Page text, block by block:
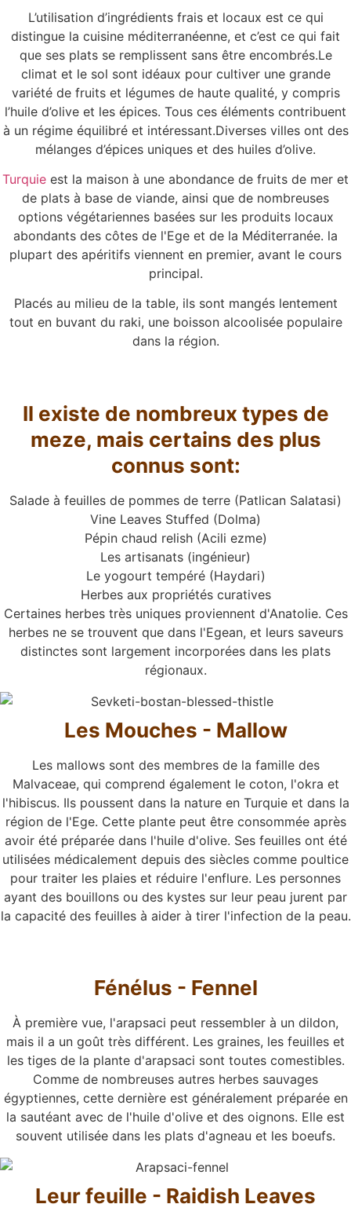
L’utilisation d’ingrédients frais et locaux est ce qui
distingue la cuisine méditerranéenne, et c’est ce qui fait
que ses plats se remplissent sans être encombrés.Le
climat et le sol sont idéaux pour cultiver une grande
variété de fruits et légumes de haute qualité, y compris
l’huile d’olive et les épices. Tous ces éléments contribuent
à un régime équilibré et intéressant.Diverses villes ont des
mélanges d’épices uniques et des huiles d’olive.
Turquie est la maison à une abondance de fruits de mer et
de plats à base de viande, ainsi que de nombreuses
options végétariennes basées sur les produits locaux
abondants des côtes de l'Ege et de la Méditerranée. la
plupart des apéritifs viennent en premier, avant le cours
principal.
Placés au milieu de la table, ils sont mangés lentement
tout en buvant du raki, une boisson alcoolisée populaire
dans la région.
Il existe de nombreux types de
meze, mais certains des plus
connus sont:
Salade à feuilles de pommes de terre (Patlican Salatasi)
Vine Leaves Stuffed (Dolma)
Pépin chaud relish (Acili ezme)
Les artisanats (ingénieur)
Le yogourt tempéré (Haydari)
Herbes aux propriétés curatives
Certaines herbes très uniques proviennent d'Anatolie. Ces
herbes ne se trouvent que dans l'Egean, et leurs saveurs
distinctes sont largement incorporées dans les plats
régionaux.
Les Mouches - Mallow
Les mallows sont des membres de la famille des
Malvaceae, qui comprend également le coton, l'okra et
l'hibiscus. Ils poussent dans la nature en Turquie et dans la
région de l'Ege. Cette plante peut être consommée après
avoir été préparée dans l'huile d'olive. Ses feuilles ont été
utilisées médicalement depuis des siècles comme poultice
pour traiter les plaies et réduire l'enflure. Les personnes
ayant des bouillons ou des kystes sur leur peau jurent par
la capacité des feuilles à aider à tirer l'infection de la peau.
Fénélus - Fennel
À première vue, l'arapsaci peut ressembler à un dildon,
mais il a un goût très différent. Les graines, les feuilles et
les tiges de la plante d'arapsaci sont toutes comestibles.
Comme de nombreuses autres herbes sauvages
égyptiennes, cette dernière est généralement préparée en
la sautéant avec de l'huile d'olive et des oignons. Elle est
souvent utilisée dans les plats d'agneau et les boeufs.
Leur feuille - Raidish Leaves